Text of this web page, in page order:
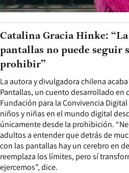
La autora y divulgadora chilena
Pantallas, un cuento desarrollado en
Fundación para la Convivencia
niños y niñas en el mundo digital
únicamente desde la prohibición.
adultos a entender que detrás de
con las pantallas hay un cerebro en
reemplaza los límites, pero sí
ejercemos”, dice.
Catalina Gracia Hinke:
pantallas no puede seguir
prohibir”